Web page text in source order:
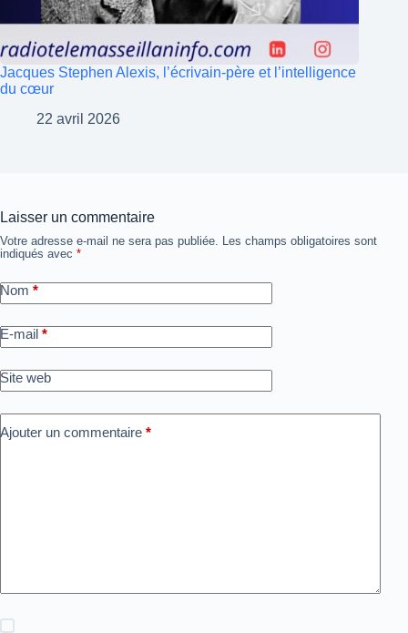
Jacques Stephen Alexis, l’écrivain-père et l’intelligence
du cœur
22 avril 2026
Laisser un commentaire
Votre adresse e-mail ne sera pas publiée. Les champs obligatoires sont
indiqués avec *
Nom *
E-mail *
Site web
Ajouter un commentaire *